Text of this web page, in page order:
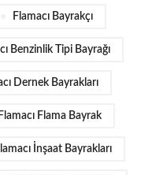
Flamacı Bayrakçı
Benzinlik Tipi Bayrağı
Dernek Bayrakları
Flamacı Flama Bayrak
İnşaat Bayrakları